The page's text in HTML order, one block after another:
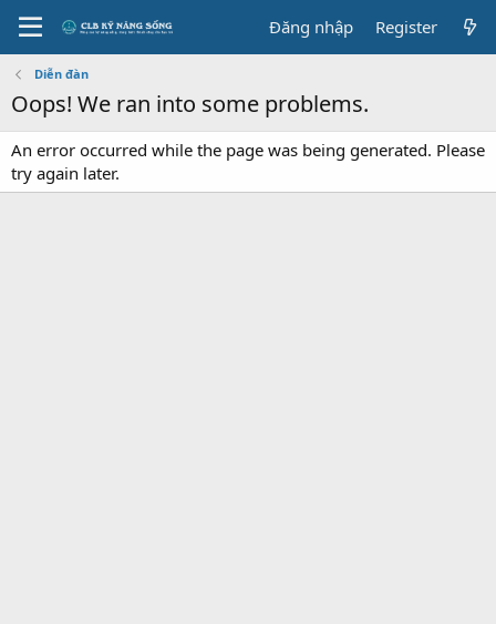
Đăng nhập Register
Diễn đàn
Oops! We ran into some problems.
An error occurred while the page was being generated. Please
try again later.